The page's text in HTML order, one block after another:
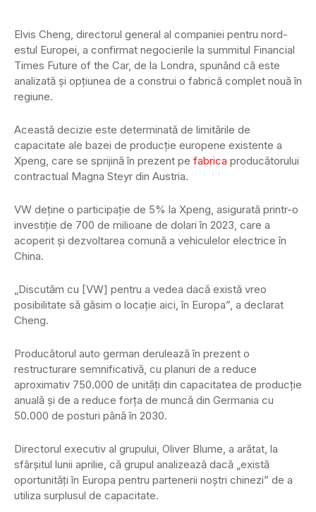
Elvis Cheng, directorul general al companiei pentru nord-
estul Europei, a confirmat negocierile la summitul Financial
Times Future of the Car, de la Londra, spunând că este
analizată și opțiunea de a construi o fabrică complet nouă în
regiune.
Această decizie este determinată de limitările de
capacitate ale bazei de producție europene existente a
Xpeng, care se sprijină în prezent pe fabrica producătorului
contractual Magna Steyr din Austria.
VW deține o participație de 5% la Xpeng, asigurată printr-o
investiție de 700 de milioane de dolari în 2023, care a
acoperit și dezvoltarea comună a vehiculelor electrice în
China.
„Discutăm cu [VW] pentru a vedea dacă există vreo
posibilitate să găsim o locație aici, în Europa”, a declarat
Cheng.
Producătorul auto german derulează în prezent o
restructurare semnificativă, cu planuri de a reduce
aproximativ 750.000 de unități din capacitatea de producție
anuală și de a reduce forța de muncă din Germania cu
50.000 de posturi până în 2030.
Directorul executiv al grupului, Oliver Blume, a arătat, la
sfârșitul lunii aprilie, că grupul analizează dacă „există
oportunități în Europa pentru partenerii noștri chinezi” de a
utiliza surplusul de capacitate.